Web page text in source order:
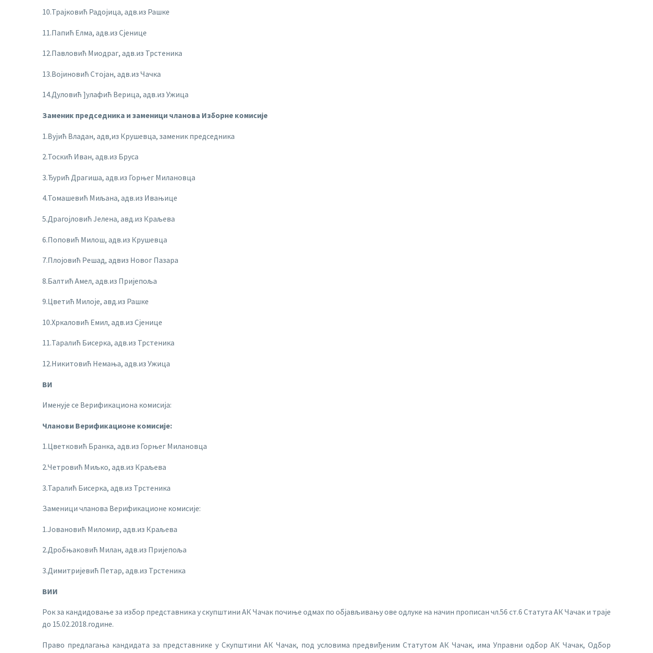
10.Трајковић Радојица, адв.из Рашке
11.Папић Елма, адв.из Сјенице
12.Павловић Миодраг, адв.из Трстеника
13.Војиновић Стојан, адв.из Чачка
14.Дуловић ]улафић Верица, адв.из Ужица
Заменик председника и заменици чланова Изборне комисије
1.Вујић Владан, адв,из Крушевца, заменик председника
2.Тоскић Иван, адв.из Бруса
3.Ђурић Драгиша, адв.из Горњег Милановца
4.Томашевић Миљана, адв.из Ивањице
5.Драгојловић Јелена, авд.из Краљева
6.Поповић Милош, адв.из Крушевца
7.Плојовић Решад, адвиз Новог Пазара
8.Балтић Амел, адв.из Пријепоља
9.Цветић Милоје, авд.из Рашке
10.Хркаловић Емил, адв.из Сјенице
11.Таралић Бисерка, адв.из Трстеника
12.Никитовић Немања, адв.из Ужица
ВИ
Именује се Верификациона комисија:
Чланови Верификационе комисије:
1.Цветковић Бранка, адв.из Горњег Милановца
2.Четровић Миљко, адв.из Краљева
3.Таралић Бисерка, адв.из Трстеника
Заменици чланова Верификационе комисије:
1.Јовановић Миломир, адв.из Краљева
2.Дробњаковић Милан, адв.из Пријепоља
3.Димитријевић Петар, адв.из Трстеника
ВИИ
Рок за кандидовање за избор представника у скупштини АК Чачак почиње одмах по објављивању ове одлуке на начин прописан чл.56 ст.6 Статута АК Чачак и траје
до 15.02.2018.године.
Право предлагања кандидата за представнике у Скупштини АК Чачак, под условима предвиђеним Статутом АК Чачак, има Управни одбор АК Чачак, Одбор